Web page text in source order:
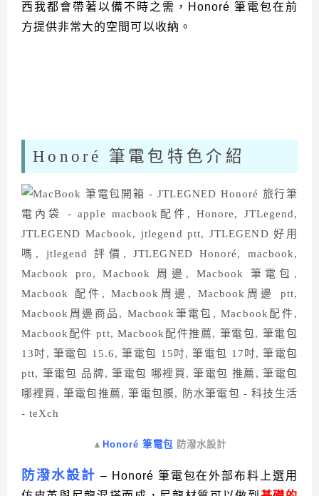
西我都會帶著以備不時之需，Honoré 筆電包在前
方提供非常大的空間可以收納。
Honoré 筆電包特色介紹
▲ Honoré 筆電包防潑水設計
防潑水設計 – Honoré 筆電包在外部布料上選用